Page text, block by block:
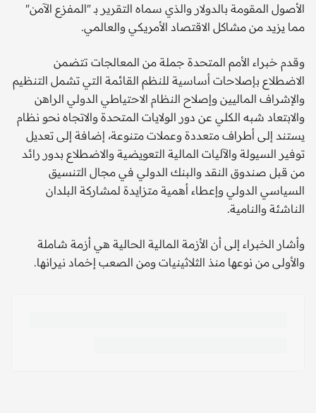
الأصول المقومة بالدولار والذي سماه التقرير بـ "المفزع الآمن"
مما يزيد من مشاكل الاقتصاد الأمريكي والعالمي.
وقدم خبراء الأمم المتحدة جملة من المعالجات تتضمن
الاضطلاع بإصلاحات أساسية للنظم القائمة التي تشمل التنظيم
والإشراف الماليين وإصلاح النظام الاحتياطي الدولي الراهن
والابتعاد شبه الكلي عن دور الولايات المتحدة والاتجاه نحو نظام
يستند إلى أطراف متعددة وعملات متنوعة، إضافة إلى تعديل
توفير السيولة والآليات المالية التعويضية والاضطلاع بدور رائد
من قبل صندوق النقد والبنك الدولي في مجال التنسيق
السياسي الدولي وإعطاء أهمية متزايدة لمشاركة البلدان
الناشئة والنامية.
وأشار الخبراء إلى أن الأزمة المالية الحالية هي أزمة شاملة
والأولى من نوعها منذ الثلاثينيات ومن الصعب إخماد نيرانها.